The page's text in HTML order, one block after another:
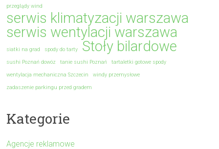
przeglądy wind
serwis klimatyzacji warszawa
serwis wentylacji warszawa
siatki na grad spody do tarty Stoły bilardowe
sushi Poznań dowóz tanie sushi Poznań
tartaletki gotowe spody
wentylacja mechaniczna Szczecin
windy przemysłowe
zadaszenie parkingu przed gradem
Kategorie
Agencje reklamowe